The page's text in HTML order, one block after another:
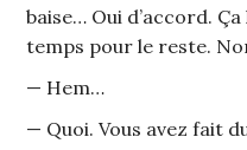
baise… Oui d’accord.
temps pour le reste.
— Hem…
— Quoi. Vous avez fait